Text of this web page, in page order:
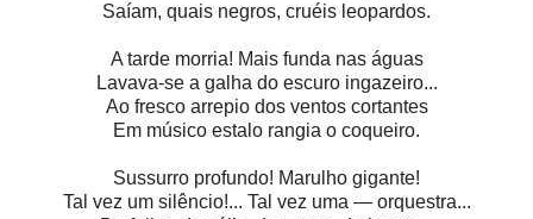
Saíam, quais negros, cruéis leopardos.
A tarde morria! Mais funda nas águas
Lavava-se a galha do escuro ingazeiro...
Ao fresco arrepio dos ventos cortantes
Em músico estalo rangia o coqueiro.
Sussurro profundo! Marulho gigante!
Tal vez um silêncio!... Tal vez uma — orquestra...